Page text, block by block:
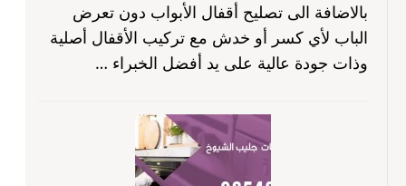
بالاضافة الى تصليح أقفال الأبواب دون تعرض
الباب لأي كسر أو خدش مع تركيب الأقفال أصلية
وذات جودة عالية على يد أفضل الخبراء …